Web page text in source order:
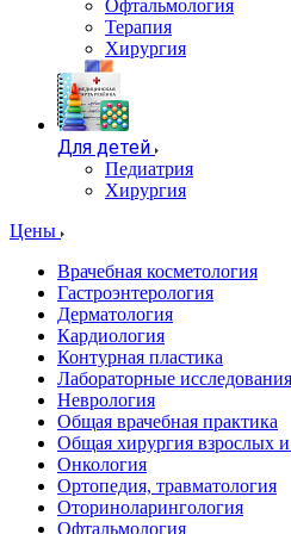
Офтальмология
Терапия
Хирургия
Для детей
Педиатрия
Хирургия
Цены
Врачебная косметология
Гастроэнтерология
Дерматология
Кардиология
Контурная пластика
Лабораторные исследования
Неврология
Общая врачебная практика
Общая хирургия взрослых и
Онкология
Ортопедия, травматология
Оториноларингология
Офтальмология